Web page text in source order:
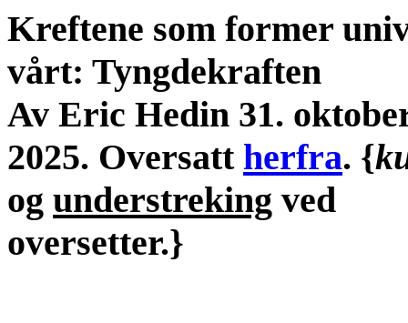
Kreftene som former
vårt: Tyngdekraften
Av Eric Hedin 31.
2025. Oversatt herfra. {
og understreking ved
oversetter.}